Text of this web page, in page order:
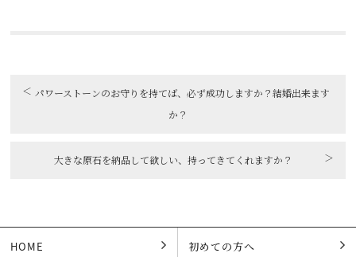
＜ パワーストーンのお守りを持てば、必ず成功しますか？結婚出来ます
か？
大きな原石を納品して欲しい、持ってきてくれますか？ ＞
HOME 初めての方へ